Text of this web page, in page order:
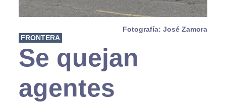
Fotografía: José Zamora
FRONTERA
Se quejan
agentes